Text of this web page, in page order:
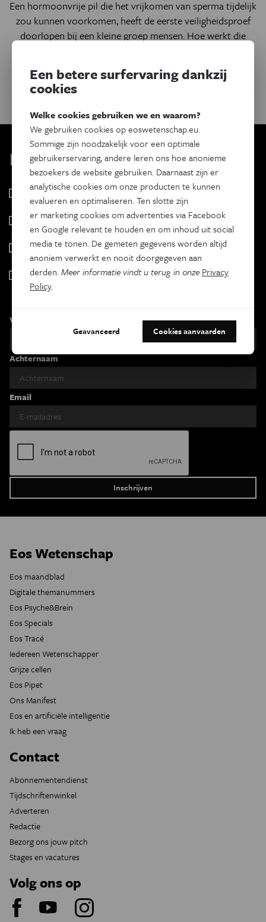
Een hormoonvrije pil die het vrijkomen van sperma tijdelijk
zou kunnen voorkomen, heeft de eerste veiligheidsproef
doorlopen bij een kleine groep mensen. Hoe werkt die
DoorHannah Seo
Kies je nieuwsbrief
Eos Wetenschap
2 x week
Tracé
Wekelijks
Psyche & brein
Tweewekelijks
Iedereen wetenschapper
Maandelijks
Voornaam
Achternaam
Email
Eos Wetenschap
Eos maandblad
Digitale themanummers
Eos Psyche&Brein
Eos Specials
Eos Tracé
Iedereen Wetenschapper
Grijze cellen
Eos Pipet
Ons Manifest
Eos en artificiële intelligentie
Ik heb een vraag
Contact
Abonnementendienst
Tijdschriftenwinkel
Adverteren
Redactie
Bezorg ons jouw pitch
Stages en vacatures
Volg ons op
Een betere surfervaring dankzij
cookies
Welke cookies gebruiken we en waarom?
We gebruiken cookies op eoswetenschap.eu.
Sommige zijn noodzakelijk voor een optimale
gebruikerservaring, andere leren ons hoe anonieme
bezoekers de website gebruiken. Daarnaast zijn er
analytische cookies om onze producten te kunnen
evalueren en optimaliseren. Ten slotte zijn
er marketing cookies om advertenties via Facebook
en Google relevant te houden en om inhoud uit social
media te tonen. De gemeten gegevens worden altijd
anoniem verwerkt en nooit doorgegeven aan
derden.Meer informatie vindt u terug in onze Privacy
Policy.
Geavanceerd Cookies aanvaarden